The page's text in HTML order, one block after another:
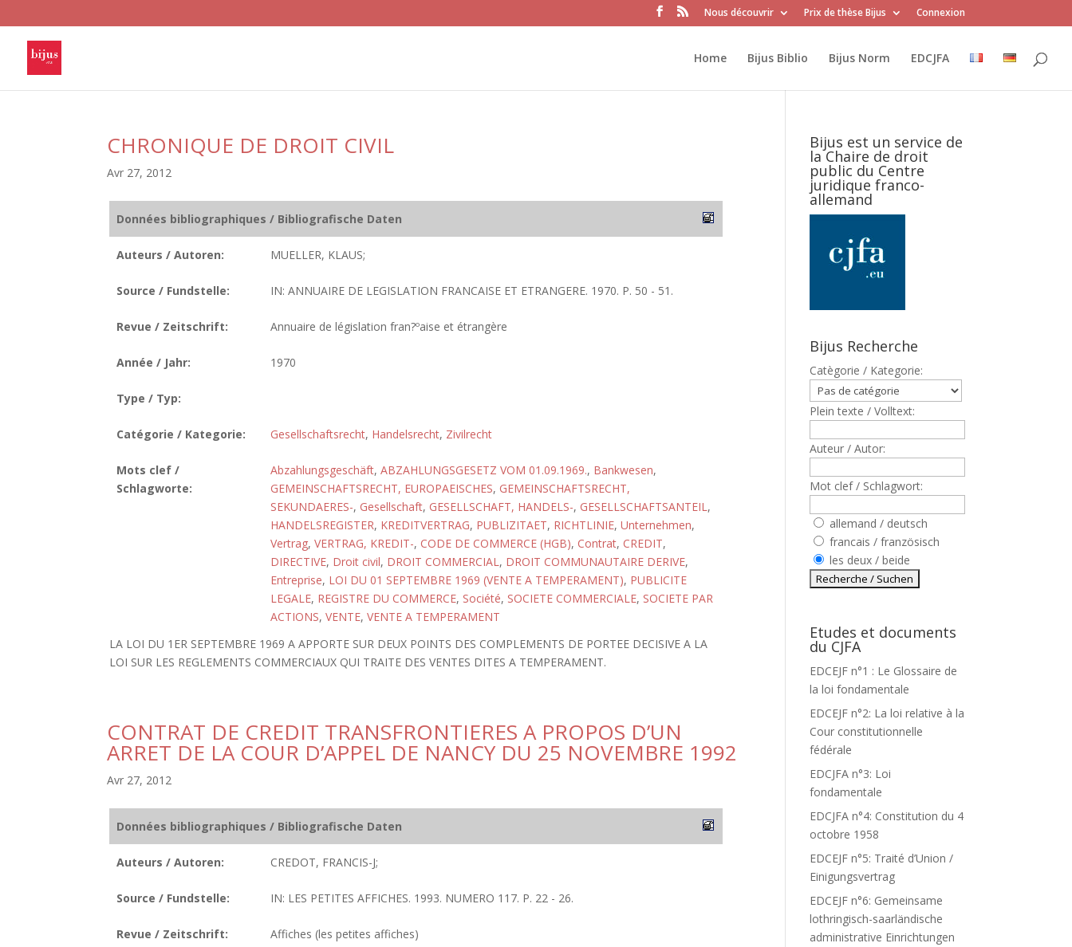
Nous découvrir Prix de thèse Bijus Connexion
Home Bijus Biblio Bijus Norm EDCJFA
CHRONIQUE DE DROIT CIVIL
Avr 27, 2012
Données bibliographiques / Bibliografische Daten
Auteurs / Autoren: MUELLER, KLAUS;
Source / Fundstelle: IN: ANNUAIRE DE LEGISLATION FRANCAISE ET ETRANGERE. 1970. P. 50 - 51.
Revue / Zeitschrift: Annuaire de législation fran?ºaise et étrangère
Année / Jahr: 1970
Type / Typ:
Catégorie / Kategorie: Gesellschaftsrecht, Handelsrecht, Zivilrecht
Mots clef /
Schlagworte:
Abzahlungsgeschäft, ABZAHLUNGSGESETZ VOM 01.09.1969., Bankwesen,
GEMEINSCHAFTSRECHT, EUROPAEISCHES, GEMEINSCHAFTSRECHT,
SEKUNDAERES-, Gesellschaft, GESELLSCHAFT, HANDELS-, GESELLSCHAFTSANTEIL,
HANDELSREGISTER, KREDITVERTRAG, PUBLIZITAET, RICHTLINIE, Unternehmen,
Vertrag, VERTRAG, KREDIT-, CODE DE COMMERCE (HGB), Contrat, CREDIT,
DIRECTIVE, Droit civil, DROIT COMMERCIAL, DROIT COMMUNAUTAIRE DERIVE,
Entreprise, LOI DU 01 SEPTEMBRE 1969 (VENTE A TEMPERAMENT), PUBLICITE
LEGALE, REGISTRE DU COMMERCE, Société, SOCIETE COMMERCIALE, SOCIETE PAR
ACTIONS, VENTE, VENTE A TEMPERAMENT
LA LOI DU 1ER SEPTEMBRE 1969 A APPORTE SUR DEUX POINTS DES COMPLEMENTS DE PORTEE DECISIVE A LA
LOI SUR LES REGLEMENTS COMMERCIAUX QUI TRAITE DES VENTES DITES A TEMPERAMENT.
CONTRAT DE CREDIT TRANSFRONTIERES A PROPOS D’UN
ARRET DE LA COUR D’APPEL DE NANCY DU 25 NOVEMBRE 1992
Avr 27, 2012
Données bibliographiques / Bibliografische Daten
Auteurs / Autoren: CREDOT, FRANCIS-J;
Source / Fundstelle: IN: LES PETITES AFFICHES. 1993. NUMERO 117. P. 22 - 26.
Revue / Zeitschrift: Affiches (les petites affiches)
Bijus est un service de
la Chaire de droit
public du Centre
juridique franco-
allemand
Bijus Recherche
Catègorie / Kategorie:
Plein texte / Volltext:
Auteur / Autor:
Mot clef / Schlagwort:
allemand / deutsch
francais / französisch
les deux / beide
Etudes et documents
du CJFA
EDCEJF n°1 : Le Glossaire de
la loi fondamentale
EDCEJF n°2: La loi relative à la
Cour constitutionnelle
fédérale
EDCJFA n°3: Loi
fondamentale
EDCJFA n°4: Constitution du 4
octobre 1958
EDCEJF n°5: Traité d’Union /
Einigungsvertrag
EDCEJF n°6: Gemeinsame
lothringisch-saarländische
administrative Einrichtungen